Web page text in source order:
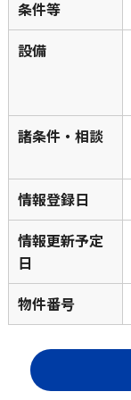
条件等
設備
諸条件・相談
情報登録日
情報更新予定
日
物件番号